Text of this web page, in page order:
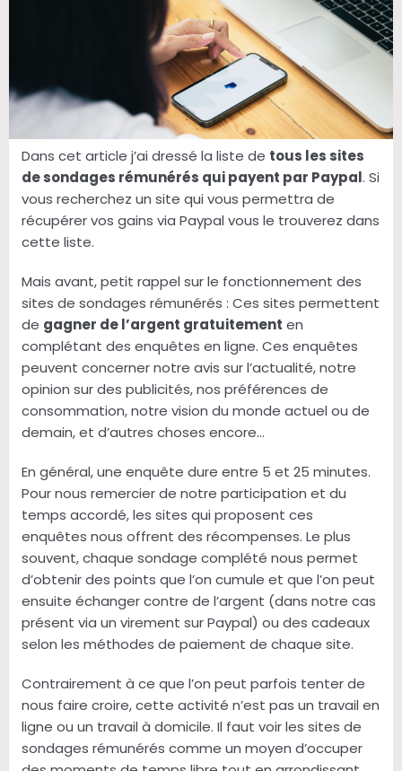
Dans cet article j’ai dressé la liste de tous les sites
de sondages rémunérés qui payent par Paypal. Si
vous recherchez un site qui vous permettra de
récupérer vos gains via Paypal vous le trouverez dans
cette liste.
Mais avant, petit rappel sur le fonctionnement des
sites de sondages rémunérés : Ces sites permettent
de gagner de l’argent gratuitement en
complétant des enquêtes en ligne. Ces enquêtes
peuvent concerner notre avis sur l’actualité, notre
opinion sur des publicités, nos préférences de
consommation, notre vision du monde actuel ou de
demain, et d’autres choses encore…
En général, une enquête dure entre 5 et 25 minutes.
Pour nous remercier de notre participation et du
temps accordé, les sites qui proposent ces
enquêtes nous offrent des récompenses. Le plus
souvent, chaque sondage complété nous permet
d’obtenir des points que l’on cumule et que l’on peut
ensuite échanger contre de l’argent (dans notre cas
présent via un virement sur Paypal) ou des cadeaux
selon les méthodes de paiement de chaque site.
Contrairement à ce que l’on peut parfois tenter de
nous faire croire, cette activité n’est pas un travail en
ligne ou un travail à domicile. Il faut voir les sites de
sondages rémunérés comme un moyen d’occuper